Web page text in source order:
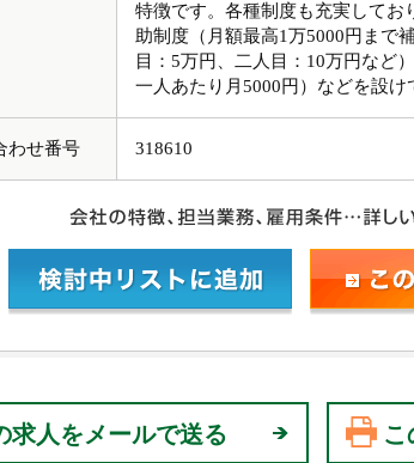
特徴です。各種制度も充実してお
助制度（月額最高1万5000円まで
目：5万円、二人目：10万円など
一人あたり月5000円）などを設け
わせ番号 318610
求人をメールで送る こ